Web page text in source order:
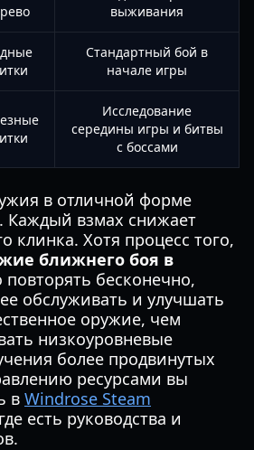
выживания
Стандартный бой в
начале игры
Исследование
середины игры и битвы
с боссами
в отличной форме
Каждый взмах снижает
клинка. Хотя процесс того,
ближнего боя в
бесконечно,
обслуживать и улучшать
оружие, чем
низкоуровневые
более продвинутых
ресурсами вы
в Windrose Steam
есть руководства и